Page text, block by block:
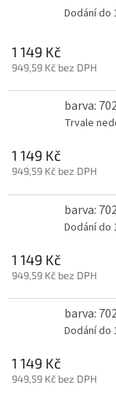
Dodání do
1 149 Kč
949,59 Kč bez DPH
barva:
Trvale
1 149 Kč
949,59 Kč bez DPH
barva:
Dodání do
1 149 Kč
949,59 Kč bez DPH
barva:
Dodání do
1 149 Kč
949,59 Kč bez DPH